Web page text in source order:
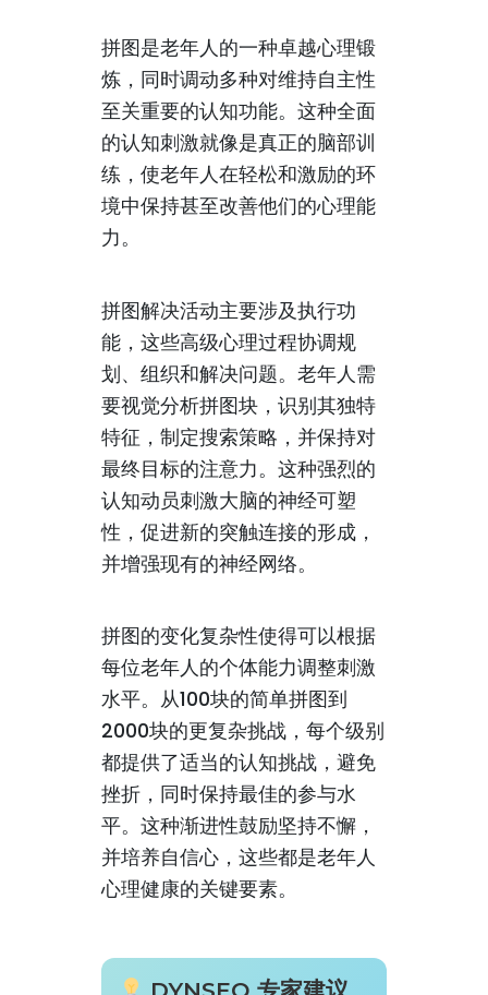
拼图是老年人的一种卓越心理锻
炼，同时调动多种对维持自主性
至关重要的认知功能。这种全面
的认知刺激就像是真正的脑部训
练，使老年人在轻松和激励的环
境中保持甚至改善他们的心理能
力。
拼图解决活动主要涉及执行功
能，这些高级心理过程协调规
划、组织和解决问题。老年人需
要视觉分析拼图块，识别其独特
特征，制定搜索策略，并保持对
最终目标的注意力。这种强烈的
认知动员刺激大脑的神经可塑
性，促进新的突触连接的形成，
并增强现有的神经网络。
拼图的变化复杂性使得可以根据
每位老年人的个体能力调整刺激
水平。从100块的简单拼图到
2000块的更复杂挑战，每个级别
都提供了适当的认知挑战，避免
挫折，同时保持最佳的参与水
平。这种渐进性鼓励坚持不懈，
并培养自信心，这些都是老年人
心理健康的关键要素。
DYNSEO 专家建议